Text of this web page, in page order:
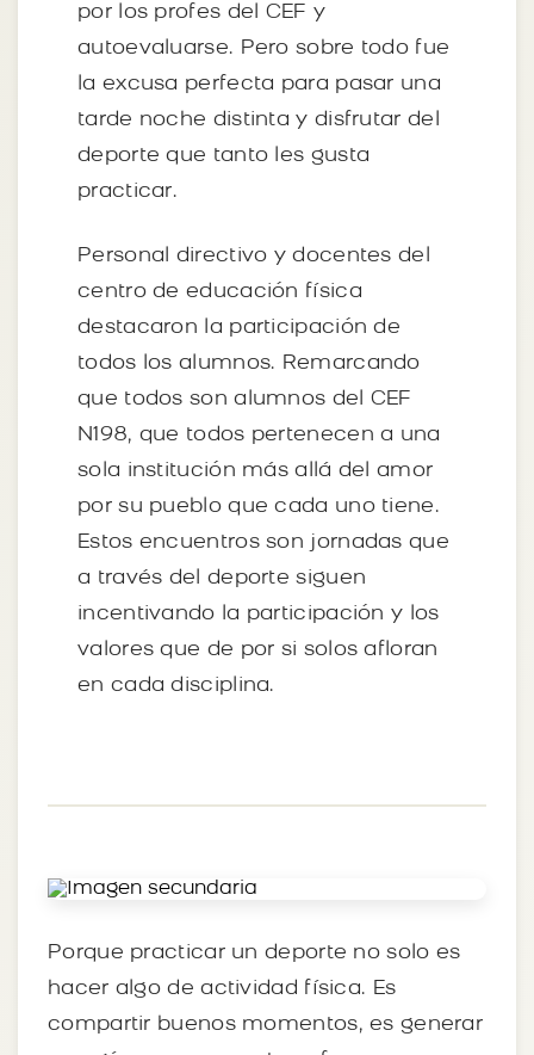
por los profes del CEF y
autoevaluarse. Pero sobre todo fue
la excusa perfecta para pasar una
tarde noche distinta y disfrutar del
deporte que tanto les gusta
practicar.
Personal directivo y docentes del
centro de educación física
destacaron la participación de
todos los alumnos. Remarcando
que todos son alumnos del CEF
N198, que todos pertenecen a una
sola institución más allá del amor
por su pueblo que cada uno tiene.
Estos encuentros son jornadas que
a través del deporte siguen
incentivando la participación y los
valores que de por si solos afloran
en cada disciplina.
Porque practicar un deporte no solo es
hacer algo de actividad física. Es
compartir buenos momentos, es generar